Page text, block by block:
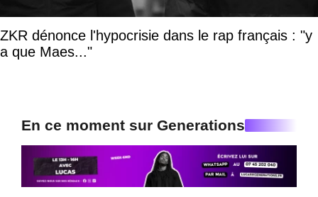
ZKR dénonce l'hypocrisie dans le rap français : "y
a que Maes..."
En ce moment sur Generations